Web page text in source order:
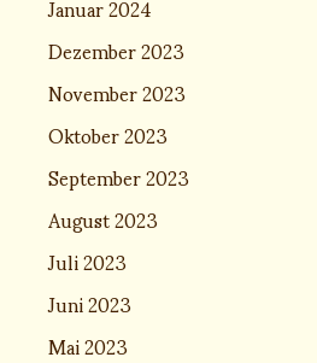
Dezember 2023
November 2023
Oktober 2023
September 2023
August 2023
Juli 2023
Juni 2023
Mai 2023